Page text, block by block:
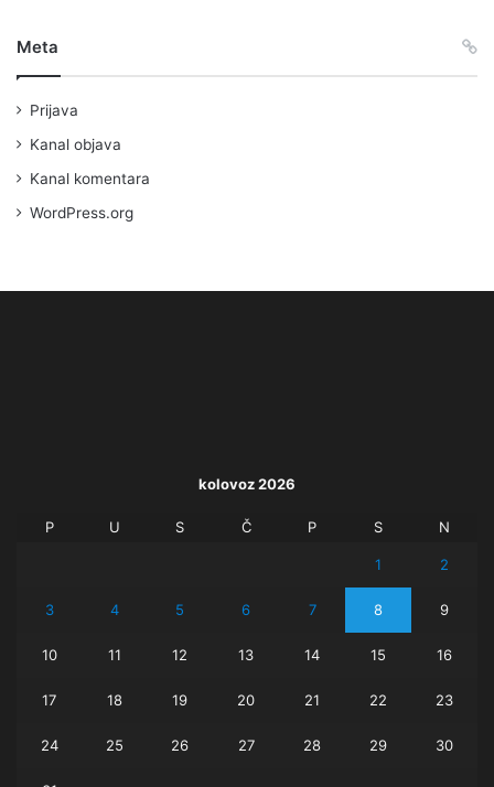
Meta
Prijava
Kanal objava
Kanal komentara
WordPress.org
kolovoz 2026
P U S Č P S N
1 2
3 4 5 6 7 8 9
10 11 12 13 14 15 16
17 18 19 20 21 22 23
24 25 26 27 28 29 30